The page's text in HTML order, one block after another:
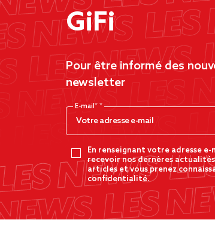
GiFi
Pour être informé des
newsletter
E-mail*
En renseignant votre adresse
recevoir nos dernères
articles et vous prenez
confidentialité.